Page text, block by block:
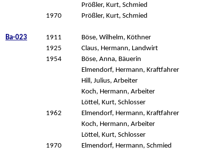
Prößler, Kurt, Schmied
1970
Prößler, Kurt, Schmied
Ba-023 1911
Böse, Wilhelm, Köthner
1925
Claus, Hermann, Landwirt
1954
Böse, Anna, Bäuerin
Elmendorf, Hermann, Kraftfahrer
Hill, Julius, Arbeiter
Koch, Hermann, Arbeiter
Löttel, Kurt, Schlosser
1962
Elmendorf, Hermann, Kraftfahrer
Koch, Hermann, Arbeiter
Löttel, Kurt, Schlosser
1970
Elmendorf, Hermann, Schmied